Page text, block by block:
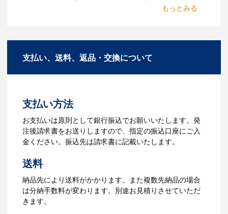
タマイズが可能です。お気軽にご相談く
お見積を弊社からお出しします。
3.発注・データ入稿
ら、ご注文書をお送りします。
【名入れをする場合】名入れに必要なデ
ータをご入稿頂き、名入れイメージをデ
ータでご確認いただきます。
4.納品
【名入れをする場合】データのご入稿後
３週間程度で納品となります。
【名入れなしの場合】在庫がある場合、3
～5営業日程度で納品となります。
支払い、送料、返品・交換について
支払い方法
お支払いは原則として銀行振込でお願いいたします。発
注後請求書をお送りしますので、指定の振込口座にご入
金ください。振込先は請求書に記載いたします。
送料
納品先により送料がかかります。また複数先納品の場合
は分納手数料が変わります。別途お見積りさせていただ
きます。